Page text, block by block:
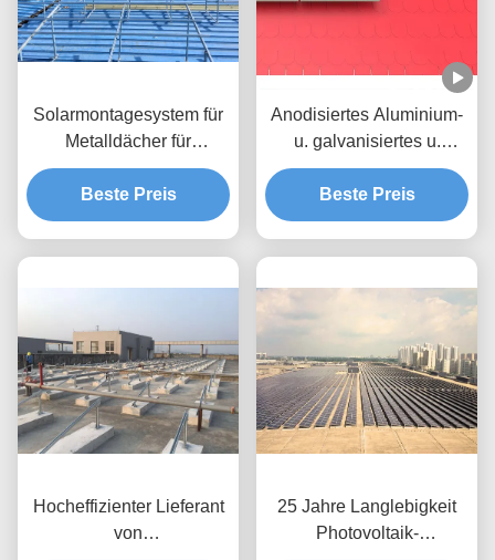
Solarmontagesystem für
Metalldächer für
Gewerbe- und
Industrieobjekte
Beste Preis
Anodisiertes Aluminium-
u. galvanisiertes u.
rostfreies Fliesen-
Sonnenkollektor-Dach,
das Systeme anbringt
Beste Preis
Hocheffizienter Lieferant
von
25 Jahre Langlebigkeit
Photovoltaik-